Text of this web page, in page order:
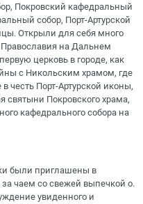
Покровский кафедральный
собор, Порт-Артурской
Открыли для себя много
на Дальнем
церковь в городе, как
с Никольским храмом, где
честь Порт-Артурской иконы,
святыни Покровского храма,
кафедрального собора на
были приглашены в
за чаем со свежей выпечкой о.
увиденного и